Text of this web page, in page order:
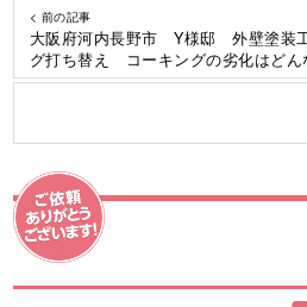
< 前の記事
大阪府河内長野市 Y様邸 外壁塗装
グ打ち替え コーキングの劣化はどん